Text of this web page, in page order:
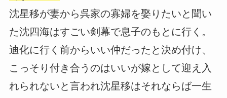
沈星移が妻から呉家の寡婦を娶りたいと聞い
た沈四海はすごい剣幕で息子のもとに行く。
迪化に行く前からいい仲だったと決め付け、
こっそり付き合うのはいいが嫁として迎え入
れられないと言われ沈星移はそれならば一生